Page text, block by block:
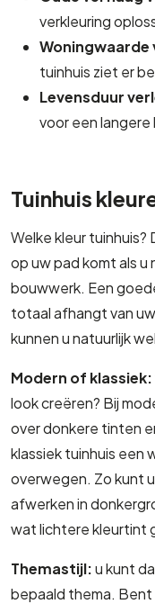
verkleuring
Woningwaarde
tuinhuis ziet er
Levensduur
voor een langere
Tuinhuis
Welke kleur tuinhuis?
op uw pad komt als
bouwwerk. Een
totaal afhangt van
kunnen u natuurlijk
Modern of klassiek:
look creëren? Bij
over donkere tinten
klassiek tuinhuis een
overwegen. Zo kunt
afwerken in
wat lichtere kleurtint
Themastijl:u kunt
bepaald thema. Bent